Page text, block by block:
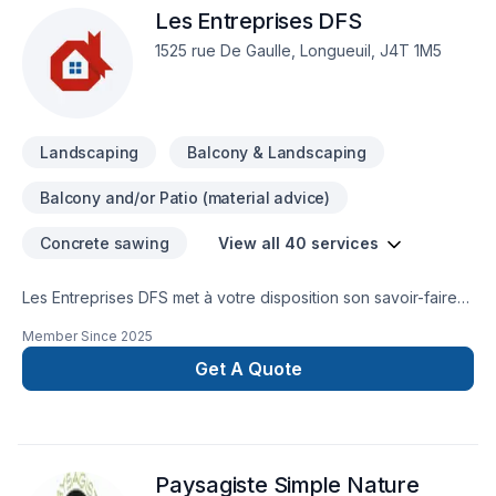
clients. Nous sommes impatients de collaborer avec vous
pour concrétiser votre projet.
Les Entreprises DFS
1525 rue De Gaulle, Longueuil, J4T 1M5
Landscaping Balcony & Landscaping
Balcony and/or Patio (material advice)
Concrete sawing View all 40 services
Les Entreprises DFS met à votre disposition son savoir-faire
Béton, Clôture, Coffrage, Crépis, Décontamination,
Démolition, Drain français, Émondage, Escalier et rampe,
Excavation, Fissures, Fondations, Gypse, Irrigation,
Québec,Chaudière-Appalaches,Côte Nord,Estrie,Gaspésie–
Member Since 2025
Get A Quote
Paysagiste Simple Nature